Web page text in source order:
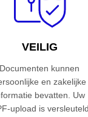
VEILIG
Documenten kunnen
en zakelijke
bevatten. Uw
upload is versleuteld